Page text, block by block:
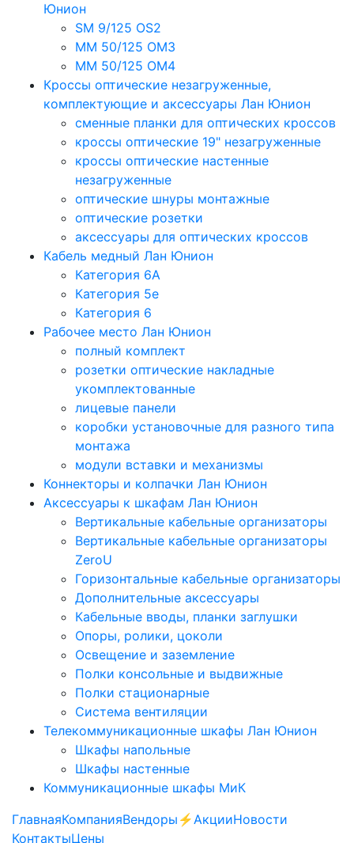
Юнион
SM 9/125 OS2
MM 50/125 OM3
MM 50/125 OM4
Кроссы оптические незагруженные,
комплектующие и аксессуары Лан Юнион
сменные планки для оптических кроссов
кроссы оптические 19" незагруженные
кроссы оптические настенные
незагруженные
оптические шнуры монтажные
оптические розетки
аксессуары для оптических кроссов
Кабель медный Лан Юнион
Категория 6A
Категория 5e
Категория 6
Рабочее место Лан Юнион
полный комплект
розетки оптические накладные
укомплектованные
лицевые панели
коробки установочные для разного типа
монтажа
модули вставки и механизмы
Коннекторы и колпачки Лан Юнион
Аксессуары к шкафам Лан Юнион
Вертикальные кабельные организаторы
Вертикальные кабельные организаторы
ZeroU
Горизонтальные кабельные организаторы
Дополнительные аксессуары
Кабельные вводы, планки заглушки
Опоры, ролики, цоколи
Освещение и заземление
Полки консольные и выдвижные
Полки стационарные
Система вентиляции
Телекоммуникационные шкафы Лан Юнион
Шкафы напольные
Шкафы настенные
Коммуникационные шкафы МиК
ГлавнаяКомпанияВендоры ⚡️АкцииНовости
КонтактыЦены